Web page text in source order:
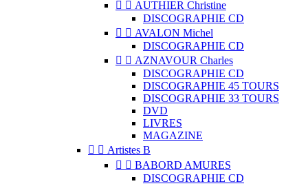
  AUTHIER Christine
DISCOGRAPHIE CD
  AVALON Michel
DISCOGRAPHIE CD
  AZNAVOUR Charles
DISCOGRAPHIE CD
DISCOGRAPHIE 45 TOURS
DISCOGRAPHIE 33 TOURS
DVD
LIVRES
MAGAZINE
  Artistes B
  BABORD AMURES
DISCOGRAPHIE CD